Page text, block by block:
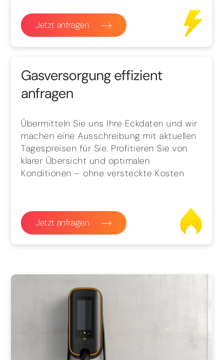
Jetzt anfragen
Gasversorgung effizient
anfragen
Übermitteln Sie uns Ihre Eckdaten und wir
machen eine Ausschreibung mit aktuellen
Tagespreisen für Sie. Profitieren Sie von
klarer Übersicht und optimalen
Konditionen – ohne versteckte Kosten
Jetzt anfragen